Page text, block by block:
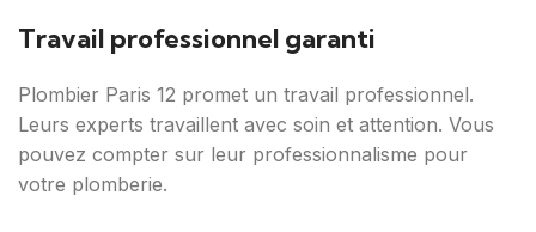
Travail professionnel garanti
Plombier Paris 12 promet un travail professionnel.
Leurs experts travaillent avec soin et attention. Vous
pouvez compter sur leur professionnalisme pour
votre plomberie.